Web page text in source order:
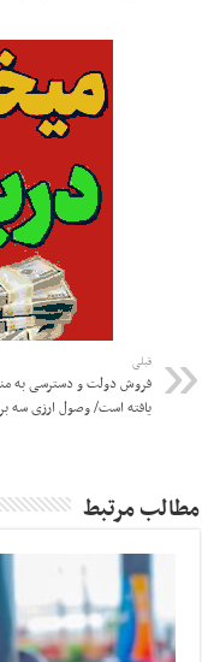
قبلی
فروش دولت و دسترسی به
یافته است/ وصول ارزی سه
مطالب مرتبط